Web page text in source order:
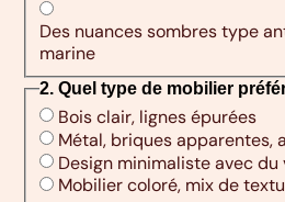
Des nuances sombres type
marine
2. Quel type de mobilier
Bois clair, lignes épurées
Métal, briques apparentes,
Design minimaliste avec
Mobilier coloré, mix de